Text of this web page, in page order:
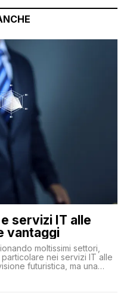
servizi IT alle
vantaggi
moltissimi settori,
nei servizi IT alle
futuristica, ma una
un cambio significativo in